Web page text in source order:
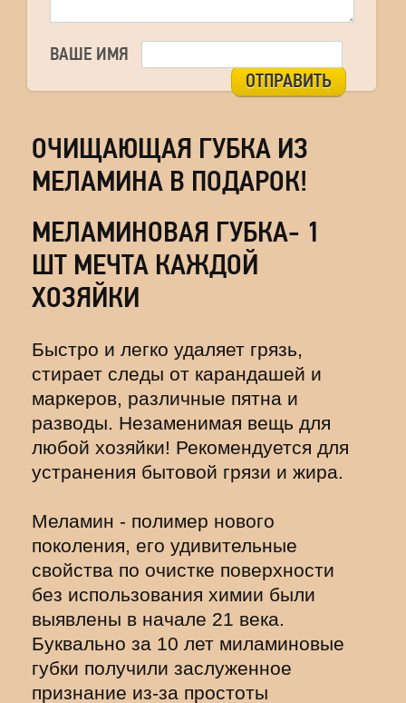
ВАШЕ ИМЯ
ОТПРАВИТЬ
ОЧИЩАЮЩАЯ ГУБКА ИЗ
МЕЛАМИНА В ПОДАРОК!
МЕЛАМИНОВАЯ ГУБКА- 1
ШТ МЕЧТА КАЖДОЙ
ХОЗЯЙКИ
Быстро и легко удаляет грязь,
стирает следы от карандашей и
маркеров, различные пятна и
разводы. Незаменимая вещь для
любой хозяйки! Рекомендуется для
устранения бытовой грязи и жира.
Меламин - полимер нового
поколения, его удивительные
свойства по очистке поверхности
без использования химии были
выявлены в начале 21 века.
Буквально за 10 лет миламиновые
губки получили заслуженное
признание из-за простоты